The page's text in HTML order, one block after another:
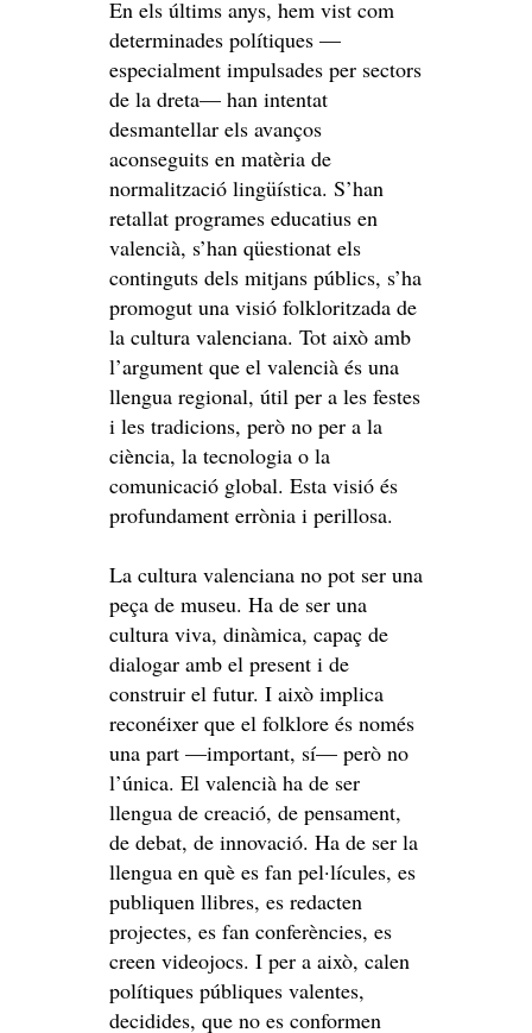
En els últims anys, hem vist com
determinades polítiques —
especialment impulsades per sectors
de la dreta— han intentat
desmantellar els avanços
aconseguits en matèria de
normalització lingüística. S’han
retallat programes educatius en
valencià, s’han qüestionat els
continguts dels mitjans públics, s’ha
promogut una visió folkloritzada de
la cultura valenciana. Tot això amb
l’argument que el valencià és una
llengua regional, útil per a les festes
i les tradicions, però no per a la
ciència, la tecnologia o la
comunicació global. Esta visió és
profundament errònia i perillosa.
La cultura valenciana no pot ser una
peça de museu. Ha de ser una
cultura viva, dinàmica, capaç de
dialogar amb el present i de
construir el futur. I això implica
reconéixer que el folklore és només
una part —important, sí— però no
l’única. El valencià ha de ser
llengua de creació, de pensament,
de debat, de innovació. Ha de ser la
llengua en què es fan pel·lícules, es
publiquen llibres, es redacten
projectes, es fan conferències, es
creen videojocs. I per a això, calen
polítiques públiques valentes,
decidides, que no es conformen